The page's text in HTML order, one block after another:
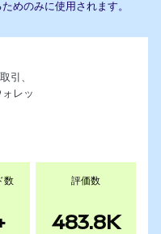
めのみに使用されます。
引、
レッ
数 評価数
483.8K